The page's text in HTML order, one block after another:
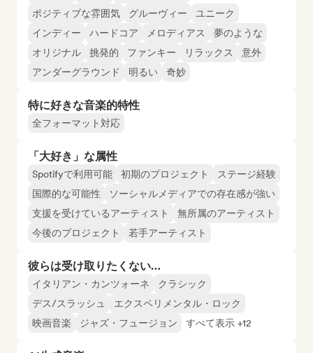
ポジティブな雰囲気
グルーヴィー
ユニーク
インディー
ハードコア メロディアス
夢のような
オリジナル
挑発的 ファンキー リラックス
意外
アンダーグラウンド
明るい 奇妙
特に好きな音楽的特性
全フォーマット対応
「大好き」な属性
Spotifyで利用可能 初期のプロジェクト
ステージ経験
国際的な可能性
ソーシャルメディアでの存在感が強い
支援を受けているアーティスト
無所属のアーティスト
今後のプロジェクト
若手アーティスト
彼らは受け取りたくない…
イタリアン・カンツォーネ
クラシック
デス/スラッシュ
エクスペリメンタル・ロック
映画音楽
ジャズ・フュージョン すべて表示 +12